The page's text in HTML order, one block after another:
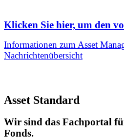
Klicken Sie hier, um den
Informationen zum Asset
Nachrichtenübersicht
Asset Standard
Wir sind das Fachportal
Fonds.